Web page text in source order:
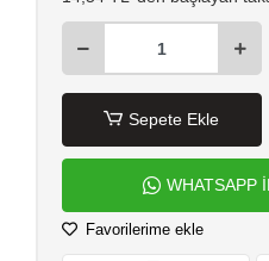
Sepete Ekle
WHATSAPP
Favorilerime ekle